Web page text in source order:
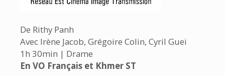
De Rithy Panh
Avec Irène Jacob, Grégoire Colin, Cyril Gueï
1h 30min | Drame
En VO Français et Khmer ST